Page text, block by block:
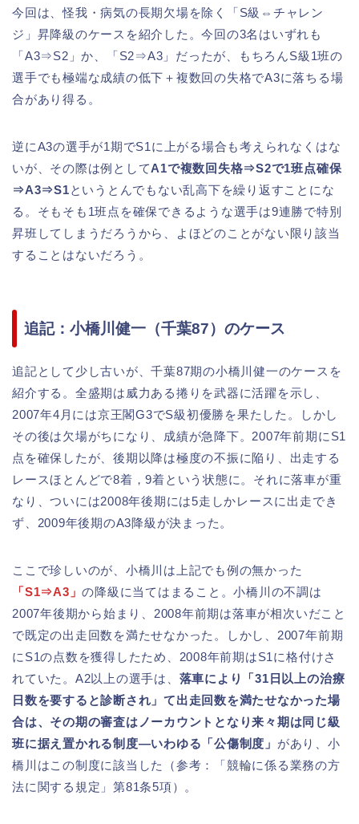
今回は、怪我・病気の長期欠場を除く「S級⇔チャレン
ジ」昇降級のケースを紹介した。今回の3名はいずれも
「A3⇒S2」か、「S2⇒A3」だったが、もちろんS級1班の
選手でも極端な成績の低下＋複数回の失格でA3に落ちる場
合があり得る。
逆にA3の選手が1期でS1に上がる場合も考えられなくはな
いが、その際は例としてA1で複数回失格⇒S2で1班点確保
⇒A3⇒S1というとんでもない乱高下を繰り返すことにな
る。そもそも1班点を確保できるような選手は9連勝で特別
昇班してしまうだろうから、よほどのことがない限り該当
することはないだろう。
追記：小橋川健一（千葉87）のケース
追記として少し古いが、千葉87期の小橋川健一のケースを
紹介する。全盛期は威力ある捲りを武器に活躍を示し、
2007年4月には京王閣G3でS級初優勝を果たした。しかし
その後は欠場がちになり、成績が急降下。2007年前期にS1
点を確保したが、後期以降は極度の不振に陥り、出走する
レースほとんどで8着，9着という状態に。それに落車が重
なり、ついには2008年後期には5走しかレースに出走でき
ず、2009年後期のA3降級が決まった。
ここで珍しいのが、小橋川は上記でも例の無かった
「S1⇒A3」の降級に当てはまること。小橋川の不調は
2007年後期から始まり、2008年前期は落車が相次いだこと
で既定の出走回数を満たせなかった。しかし、2007年前期
にS1の点数を獲得したため、2008年前期はS1に格付けさ
れていた。A2以上の選手は、 落車により「31日以上の治療
日数を要すると診断され」て出走回数を満たせなかった場
合は、その期の審査はノーカウントとなり来々期は同じ級
班に据え置かれる制度―いわゆる「公傷制度」 があり、小
橋川はこの制度に該当した（参考：「競輪に係る業務の方
法に関する規定」第81条5項）。